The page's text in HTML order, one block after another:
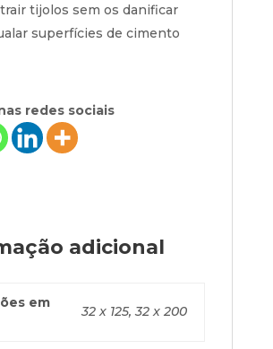
tijolos sem os danificar
superfícies de cimento
redes sociais
adicional
em
32 x 125, 32 x 200